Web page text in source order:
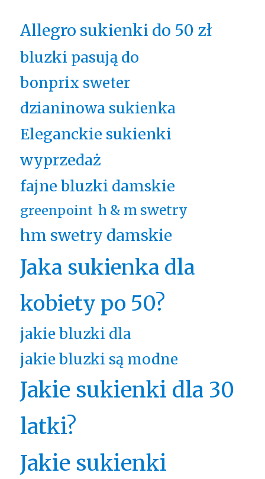
Allegro sukienki do 50 zł
bluzki pasują do
bonprix sweter
dzianinowa sukienka
Eleganckie sukienki
wyprzedaż
fajne bluzki damskie
greenpoint h & m swetry
hm swetry damskie
Jaka sukienka dla
kobiety po 50?
jakie bluzki dla
jakie bluzki są modne
Jakie sukienki dla 30
latki?
Jakie sukienki